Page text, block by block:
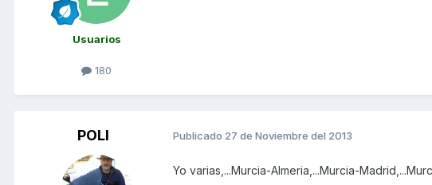
Usuarios
180
POLI Publicado 27 de Noviembre del 2013
Yo varias,...Murcia-Almeria,...Murcia-